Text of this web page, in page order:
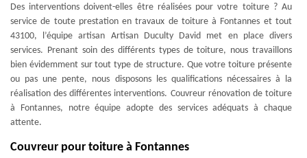
Des interventions doivent-elles être réalisées pour votre toiture ? Au
service de toute prestation en travaux de toiture à Fontannes et tout
43100, l’équipe artisan Artisan Duculty David met en place divers
services. Prenant soin des différents types de toiture, nous travaillons
bien évidemment sur tout type de structure. Que votre toiture présente
ou pas une pente, nous disposons les qualifications nécessaires à la
réalisation des différentes interventions. Couvreur rénovation de toiture
à Fontannes, notre équipe adopte des services adéquats à chaque
attente.
Couvreur pour toiture à Fontannes